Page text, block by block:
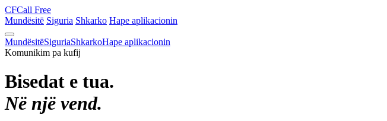
CFCall Free
Mundësitë Siguria Shkarko Hape aplikacionin
MundësitëSiguriaShkarkoHape aplikacionin
Komunikim pa kufij
Bisedat e tua.
Në një vend.